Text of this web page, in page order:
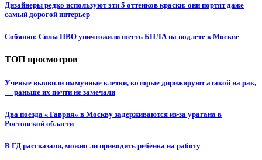
Дизайнеры редко используют эти 5 оттенков краски: они портят даже
самый дорогой интерьер
Собянин: Силы ПВО уничтожили шесть БПЛА на подлете к Москве
ТОП просмотров
Ученые выявили иммунные клетки, которые дирижируют атакой на рак,
— раньше их почти не замечали
Два поезда «Таврия» в Москву задерживаются из-за урагана в
Ростовской области
В ГД рассказали, можно ли приводить ребенка на работу